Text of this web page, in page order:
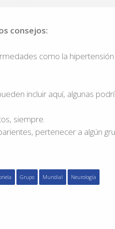
consejos:
como la hipertensión
incluir aquí, algunas
siempre.
pertenecer a algún
Grupo Mundial Neurología